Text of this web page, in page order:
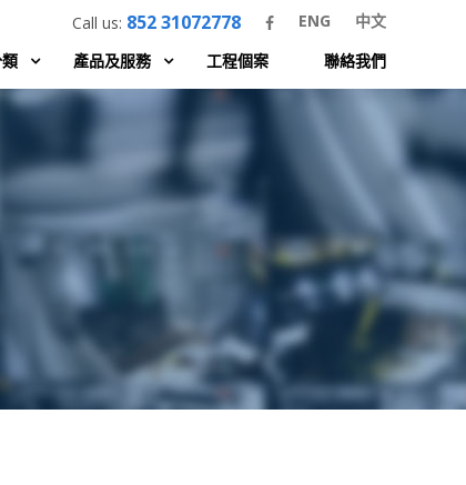
Call us: 852 31072778 ENG
中文
產品及服務 工程個案 聯絡我們